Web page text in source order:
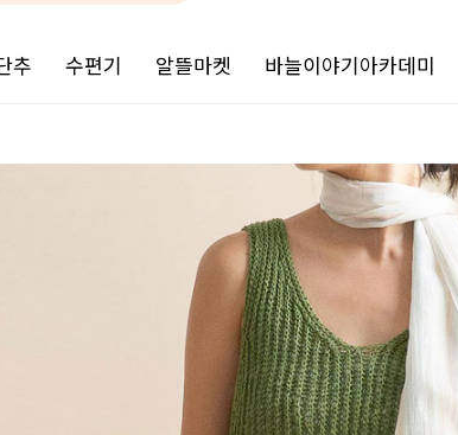
추 수편기 알뜰마켓 바늘이야기아카데미